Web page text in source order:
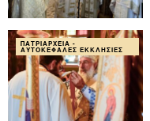
ΠΑΤΡΙΑΡΧΕΊΑ -
ΑΥΤΟΚΈΦΑΛΕΣ ΕΚΚΛΗΣΊΕΣ